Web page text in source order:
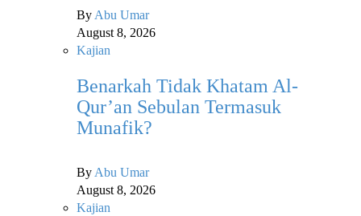
By Abu Umar
August 8, 2026
Kajian
Benarkah Tidak Khatam Al-
Qur’an Sebulan Termasuk
Munafik?
By Abu Umar
August 8, 2026
Kajian